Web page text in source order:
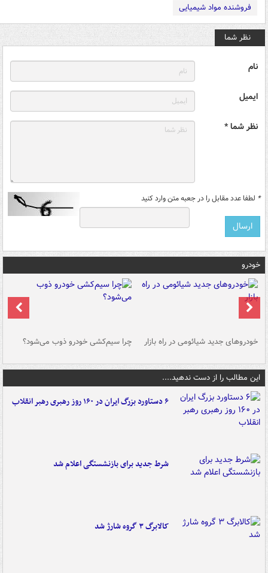
فروشنده مواد شیمیایی
نظر شما
نام
ایمیل
نظر شما *
* لطفا عدد مقابل را در جعبه متن وارد کنید
خودرو
خودروهای جدید شیائومی در راه بازار چرا سیم‌کشی خودرو ذوب می‌شود؟
این مطالب را از دست ندهید....
۶ دستاورد بزرگ ایران در ۱۶۰ روز رهبری رهبر انقلاب
شرط جدید برای بازنشستگی اعلام شد
کالابرگ ۳ گروه شارژ شد